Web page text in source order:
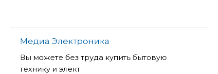
Медиа Электроника
Вы можете без труда купить бытовую
технику и элект